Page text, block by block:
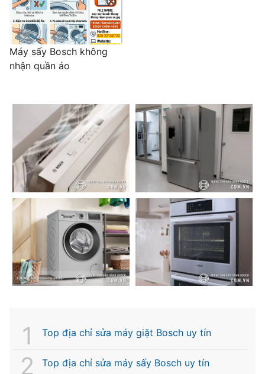
Máy sấy Bosch không
nhận quần áo
Top địa chỉ sửa máy giặt Bosch uy tín
Top địa chỉ sửa máy sấy Bosch uy tín